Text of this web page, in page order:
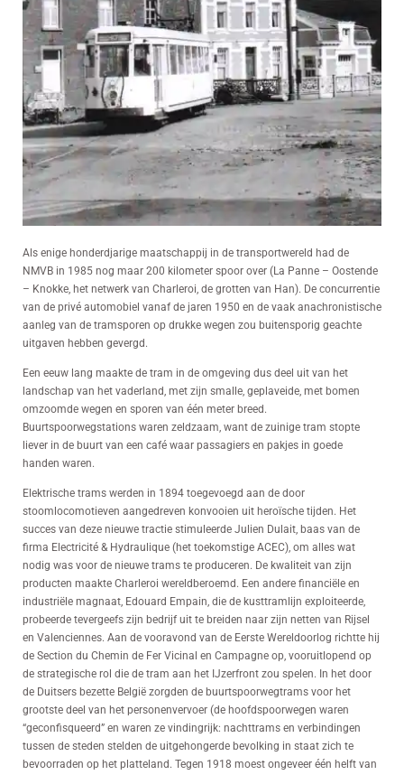
Als enige honderdjarige maatschappij in de transportwereld had de
NMVB in 1985 nog maar 200 kilometer spoor over (La Panne – Oostende
– Knokke, het netwerk van Charleroi, de grotten van Han). De concurrentie
van de privé automobiel vanaf de jaren 1950 en de vaak anachronistische
aanleg van de tramsporen op drukke wegen zou buitensporig geachte
uitgaven hebben gevergd.
Een eeuw lang maakte de tram in de omgeving dus deel uit van het
landschap van het vaderland, met zijn smalle, geplaveide, met bomen
omzoomde wegen en sporen van één meter breed.
Buurtspoorwegstations waren zeldzaam, want de zuinige tram stopte
liever in de buurt van een café waar passagiers en pakjes in goede
handen waren.
Elektrische trams werden in 1894 toegevoegd aan de door
stoomlocomotieven aangedreven konvooien uit heroïsche tijden. Het
succes van deze nieuwe tractie stimuleerde Julien Dulait, baas van de
firma Electricité & Hydraulique (het toekomstige ACEC), om alles wat
nodig was voor de nieuwe trams te produceren. De kwaliteit van zijn
producten maakte Charleroi wereldberoemd. Een andere financiële en
industriële magnaat, Edouard Empain, die de kusttramlijn exploiteerde,
probeerde tevergeefs zijn bedrijf uit te breiden naar zijn netten van Rijsel
en Valenciennes. Aan de vooravond van de Eerste Wereldoorlog richtte hij
de Section du Chemin de Fer Vicinal en Campagne op, vooruitlopend op
de strategische rol die de tram aan het IJzerfront zou spelen. In het door
de Duitsers bezette België zorgden de buurtspoorwegtrams voor het
grootste deel van het personenvervoer (de hoofdspoorwegen waren
“geconfisqueerd” en waren ze vindingrijk: nachttrams en verbindingen
tussen de steden stelden de uitgehongerde bevolking in staat zich te
bevoorraden op het platteland. Tegen 1918 moest ongeveer één helft van